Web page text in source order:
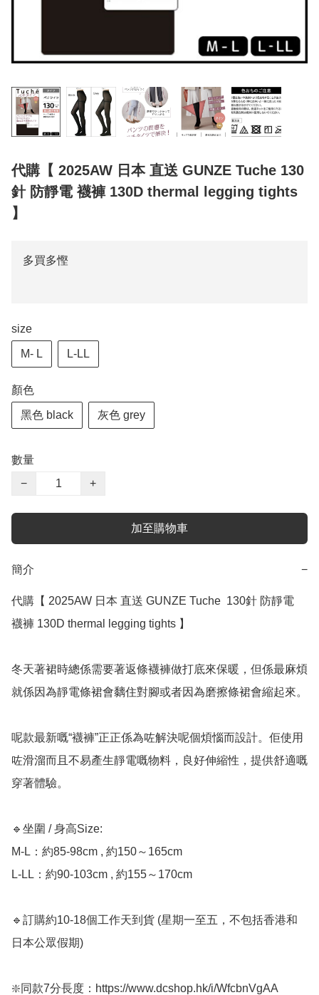
代購【 2025AW 日本 直送 GUNZE Tuche 130
針 防靜電 襪褲 130D thermal legging tights
】
多買多慳
size
M- L L-LL
顏色
黑色 black 灰色 grey
數量
−
+
加至購物車
簡介 −
代購【 2025AW 日本 直送 GUNZE Tuche  130針 防靜電
襪褲 130D thermal legging tights 】﻿﻿
冬天著裙時總係需要著返條襪褲做打底來保暖，但係最麻煩
就係因為靜電條裙會黐住對腳或者因為磨擦條裙會縮起來。
呢款最新嘅“襪褲”正正係為咗解決呢個煩惱而設計。佢使用
咗滑溜而且不易產生靜電嘅物料，良好伸縮性，提供舒適嘅
穿著體驗。
🔹坐圍 / 身高Size:﻿
M-L：約85-98cm , 約150～165cm
L-LL：約90-103cm , 約155～170cm
🔹訂購約10-18個工作天到貨 (星期一至五，不包括香港和
日本公眾假期) ﻿
❇️同款7分長度：https://www.dcshop.hk/i/WfcbnVgAA